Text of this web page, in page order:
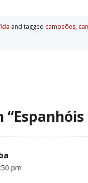
and tagged campeões,
“
pm